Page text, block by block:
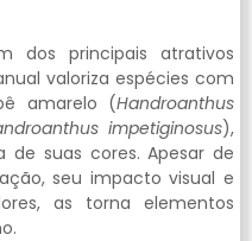
dos principais atrativos
valoriza espécies com
amarelo (Handroanthus
impetiginosus),
de suas cores. Apesar de
seu impacto visual e
as torna elementos